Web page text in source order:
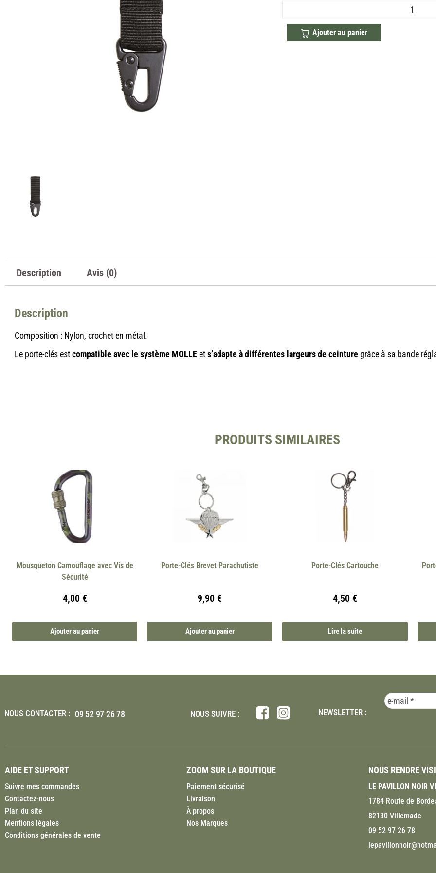
Ajouter au panier
Description Avis (0)
Description
Composition : Nylon, crochet en métal.
Le porte-clés estcompatible avec le système MOLLEets’adapte à différentes largeurs de ceinturegrâce à sa bande
PRODUITS SIMILAIRES
Mousqueton Camouflage avec Vis de
Sécurité
4,00 €
Ajouter au panier
Porte-Clés Brevet Parachutiste
9,90 €
Ajouter au panier
Porte-Clés Cartouche
4,50 €
Lire la suite
NOUS CONTACTER : 09 52 97 26 78 NOUS SUIVRE : NEWSLETTER :
AIDE ET SUPPORT
Suivre mes commandes
Contactez-nous
Plan du site
Mentions légales
Conditions générales de vente
ZOOM SUR LA BOUTIQUE
Paiement sécurisé
Livraison
À propos
Nos Marques
NOUS RENDRE
LE PAVILLON NOIR
1784 Route de
82130 Villemade
09 52 97 26 78